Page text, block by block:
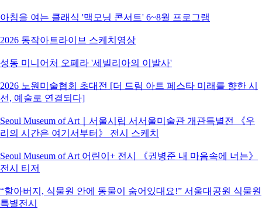
아침을 여는 클래식 '맥모닝 콘서트' 6~8월 프로그램
2026 동작아트라이브 스케치영상
성동 미니어처 오페라 '세빌리아의 이발사'
2026 노원미술협회 초대전 [더 드림 아트 페스타 미래를 향한 시
선, 예술로 연결되다]
Seoul Museum of Art｜서울시립 서서울미술관 개관특별전 《우
리의 시간은 여기서부터》 전시 스케치
Seoul Museum of Art 어린이+ 전시 《권병준 내 마음속에 너는》
전시 티저
“할아버지, 식물원 안에 동물이 숨어있대요!” 서울대공원 식물원
특별전시